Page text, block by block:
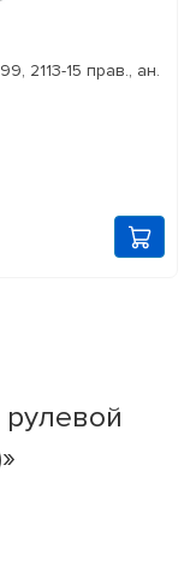
15 прав., ан.